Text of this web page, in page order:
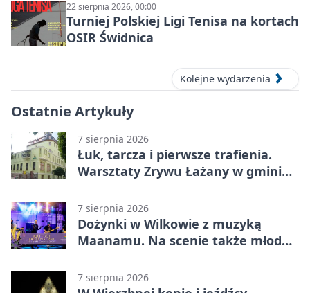
22 sierpnia 2026, 00:00
Turniej Polskiej Ligi Tenisa na kortach
OSIR Świdnica
Kolejne wydarzenia
Ostatnie Artykuły
7 sierpnia 2026
Łuk, tarcza i pierwsze trafienia.
Warsztaty Zrywu Łażany w gminie
7 sierpnia 2026
Dożynki w Wilkowie z muzyką
Maanamu. Na scenie także młode
7 sierpnia 2026